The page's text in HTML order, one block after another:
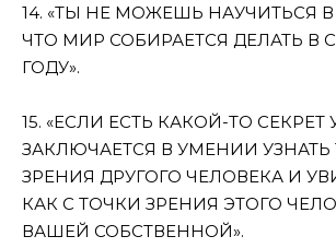
14. «ТЫ НЕ МОЖЕШЬ НАУЧИТЬСЯ
ЧТО МИР СОБИРАЕТСЯ ДЕЛАТЬ В
ГОДУ».
15. «ЕСЛИ ЕСТЬ КАКОЙ-ТО СЕКРЕТ
ЗАКЛЮЧАЕТСЯ В УМЕНИИ УЗНАТЬ
ЗРЕНИЯ ДРУГОГО ЧЕЛОВЕКА И
КАК С ТОЧКИ ЗРЕНИЯ ЭТОГО
ВАШЕЙ СОБСТВЕННОЙ».